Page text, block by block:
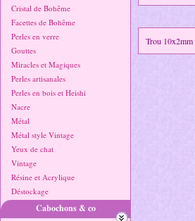
Cristal de Bohême
Facettes de Bohême
Perles en verre
Gouttes
Miracles et Magiques
Perles artisanales
Perles en bois et Heishi
Nacre
Métal
Métal style Vintage
Yeux de chat
Vintage
Résine et Acrylique
Déstockage
Cabochons & co
Trou 10x2mm